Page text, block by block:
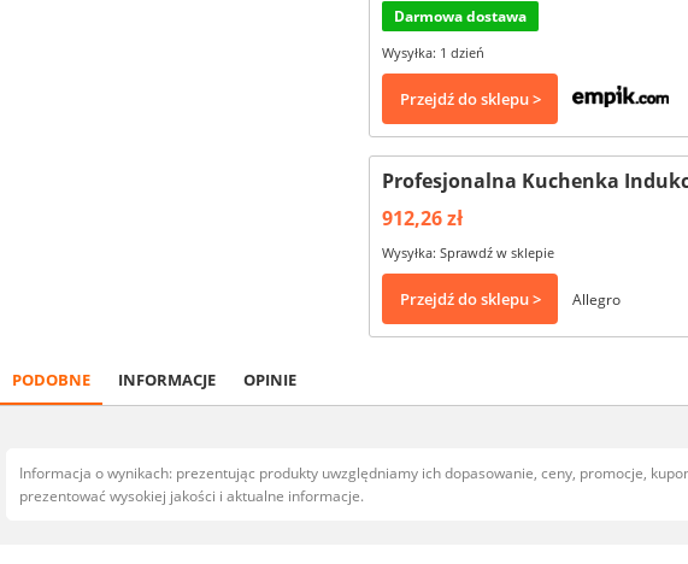
Darmowa dostawa
Wysyłka: 1 dzień
Przejdź do sklepu >
Profesjonalna Kuchenka
912,26 zł
Wysyłka: Sprawdź w sklepie
Przejdź do sklepu > Allegro
PODOBNE INFORMACJE OPINIE
Informacja o wynikach: prezentując produkty uwzględniamy ich dopasowanie, ceny, promocje,
prezentować wysokiej jakości i aktualne informacje.